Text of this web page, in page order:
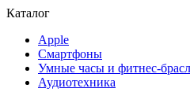
Каталог
Apple
Смартфоны
Умные часы и фитнес-
Аудиотехника